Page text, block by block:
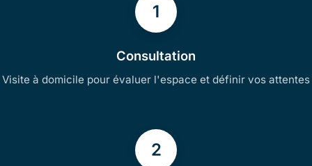
1
Consultation
Visite à domicile pour évaluer l'espace et définir vos attentes
2